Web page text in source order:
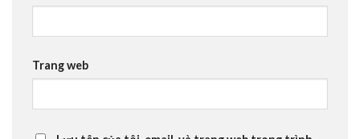
Trang web